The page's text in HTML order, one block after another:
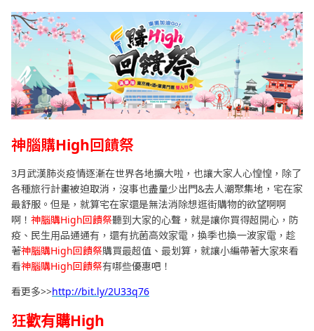
神腦購High回饋祭
3月武漢肺炎疫情逐漸在世界各地擴大啦，也讓大家人心惶惶，除了
各種旅行計畫被迫取消，沒事也盡量少出門&去人潮聚集地，宅在家
最舒服。但是，就算宅在家還是無法消除想逛街購物的欲望啊啊
啊！ 神腦購High回饋祭聽到大家的心聲，就是讓你買得超開心，防
疫、民生用品通通有，還有抗菌高效家電，換季也換一波家電，趁
著神腦購High回饋祭購買最超值、最划算，就讓小編帶著大家來看
看神腦購High回饋祭有哪些優惠吧！
看更多>>http://bit.ly/2U33q76
狂歡有購High